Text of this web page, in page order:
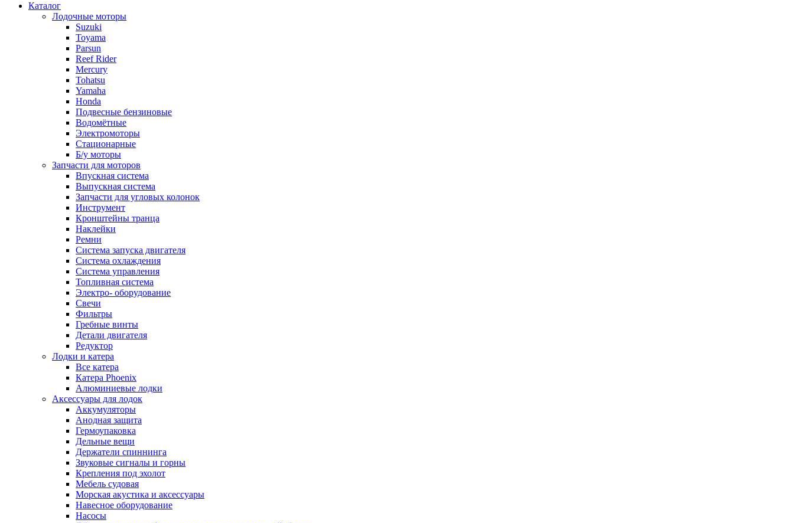
Каталог
Лодочные моторы
Suzuki
Toyama
Parsun
Reef Rider
Mercury
Tohatsu
Yamaha
Honda
Подвесные бензиновые
Водомётные
Электромоторы
Стационарные
Б/у моторы
Запчасти для моторов
Впускная система
Выпускная система
Запчасти для угловых колонок
Инструмент
Кронштейны транца
Наклейки
Ремни
Система запуска двигателя
Система охлаждения
Система управления
Топливная система
Электро- оборудование
Свечи
Фильтры
Гребные винты
Детали двигателя
Редуктор
Лодки и катера
Все катера
Катера Phoenix
Алюминиевые лодки
Аксессуары для лодок
Аккумуляторы
Анодная защита
Гермоупаковка
Дельные вещи
Держатели спиннинга
Звуковые сигналы и горны
Крепления под эхолот
Мебель судовая
Морская акустика и аксессуары
Навесное оборудование
Насосы